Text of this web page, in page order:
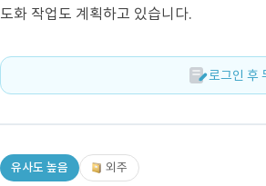
도화 작업도 계획하고 있습니다.
로그인 후
유사도 높음 외주